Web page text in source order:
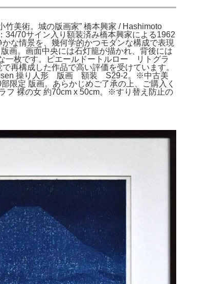
美術。城の版画家” 橋本興家 / Hashimoto
34/70サイン入り額装済み橋本興家による1962
な情景を、幾何学的かつモダンな構成で表現
。画面中央には石灯籠が描かれ、背後には
一枚です。ピエールドートルロー リトグラ
構成した作品で高い評価を受けています。
操り人形 版画 額装 S29-2。※中古美
限定 版画。あらかじめご了承の上、ご購入く
フ 裸の女 約70cm x 50cm。※すり替え防止の